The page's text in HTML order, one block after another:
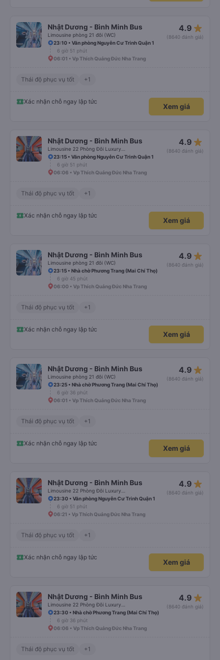
Nhật Dương - Bình Minh Bus
Limousine phòng 21 đôi (WC)
4.9 star_rate
(8640 đánh giá)
23:10 • Văn phòng Nguyễn Cư Trinh Quận 1
6 giờ 51 phút
06:01 • Vp Thích Quảng Đức Nha Trang
Thái độ phục vụ tốt +1
Xác nhận chỗ ngay lập tức
Xem giá
Nhật Dương - Bình Minh Bus 4.9 star_rate
(8640 đánh giá)
23:15 • Văn phòng Nguyễn Cư Trinh Quận 1
6 giờ 51 phút
06:06 • Vp Thích Quảng Đức Nha Trang
Thái độ phục vụ tốt +1
Xác nhận chỗ ngay lập tức
Xem giá
Nhật Dương - Bình Minh Bus
Limousine phòng 21 đôi (WC)
4.9 star_rate
(8640 đánh giá)
23:15 • Nhà chờ Phương Trang (Mai Chí Thọ)
6 giờ 45 phút
06:00 • Vp Thích Quảng Đức Nha Trang
Thái độ phục vụ tốt +1
Xác nhận chỗ ngay lập tức
Xem giá
Nhật Dương - Bình Minh Bus
Limousine phòng 21 đôi (WC)
4.9 star_rate
(8640 đánh giá)
23:25 • Nhà chờ Phương Trang (Mai Chí Thọ)
6 giờ 36 phút
06:01 • Vp Thích Quảng Đức Nha Trang
Thái độ phục vụ tốt +1
Xác nhận chỗ ngay lập tức
Xem giá
Nhật Dương - Bình Minh Bus 4.9 star_rate
(8640 đánh giá)
23:30 • Văn phòng Nguyễn Cư Trinh Quận 1
6 giờ 51 phút
06:21 • Vp Thích Quảng Đức Nha Trang
Thái độ phục vụ tốt +1
Xác nhận chỗ ngay lập tức
Xem giá
Nhật Dương - Bình Minh Bus 4.9 star_rate
(8640 đánh giá)
23:30 • Nhà chờ Phương Trang (Mai Chí Thọ)
6 giờ 36 phút
06:06 • Vp Thích Quảng Đức Nha Trang
Thái độ phục vụ tốt +1